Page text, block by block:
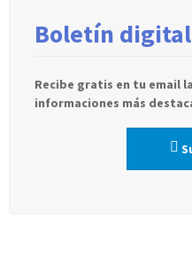
Boletín digital
Recibe gratis en tu email
informaciones más